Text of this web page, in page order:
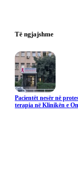
Të ngjajshme
Pacientët nesër në
terapia në Klinikën e